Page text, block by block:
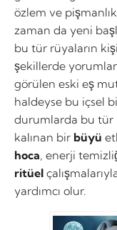
özlem ve
zaman da yeni
bu tür rüyaların
şekillerde
görülen eski eş
haldeyse bu içsel
durumlarda bu tür
kalınan bir büyü
hoca, enerji
ritüel
yardımcı olur.